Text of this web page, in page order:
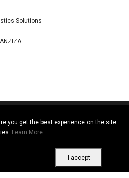
Solutions
you get the best experience on the site.
Learn More
I accept
reserved. Vitrine Africaine
|Cookies